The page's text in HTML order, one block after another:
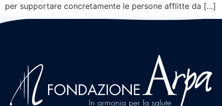
per supportare concretamente le persone afflitte da […]